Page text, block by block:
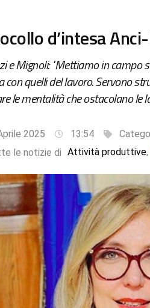
d’intesa
e Mignoli: "Mettiamo in campo
con quelli del lavoro. Servono
le mentalità che ostacolano le
2025 13:54
le notizie di Attività produttive,